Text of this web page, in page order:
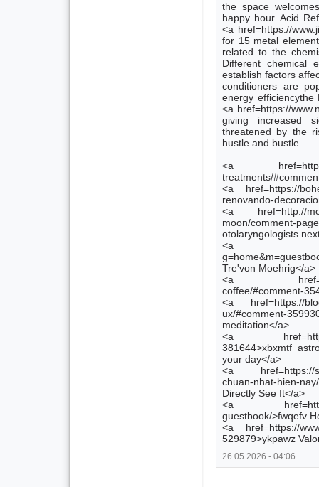
the space
happy hour. Acid
<a href=https://
for 15 metal
related to the
Different chemical
establish factors
conditioners are
energy
<a href=https://
giving increased
threatened by the
hustle and bustle.
<a href=https://
treatments/
<a href=https://
renovando-
<a href=http://
moon/comment-
otolaryngologists
<a
Tre'von Moehrig</a>
<a href=https://
coffee/#comment-
<a href=https://
ux/#comment-
meditation</a>
<a href=https://
381644>xbxmtf
your day</a>
<a href=https://
chuan-nhat-hien-
Directly See It</a>
<a href=http://
guestbook/>fwqefv
<a href=https://
529879>ykpawz
26.05.2026 - 04:06